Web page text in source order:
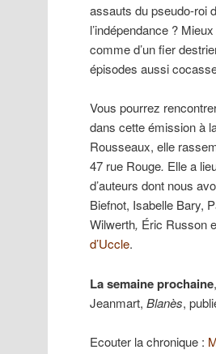
assauts du pseudo-roi
l’indépendance ?
comme d’un fier
épisodes aussi
Vous pourrez
dans cette émission à
Rousseaux, elle
47 rue Rouge. Elle a
d’auteurs dont nous
Biefnot, Isabelle Bary,
Wilwerth, Éric Russon
d’Uccle.
La semaine prochaine
Jeanmart,Blanès,
Ecouter la chronique :